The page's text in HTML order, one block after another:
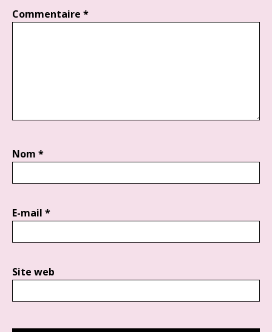
Commentaire *
Nom *
E-mail *
Site web